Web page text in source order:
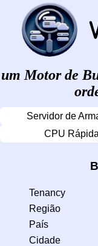
um Motor de
Servidor de
CPU Rápida
Tenancy
Região
País
Cidade